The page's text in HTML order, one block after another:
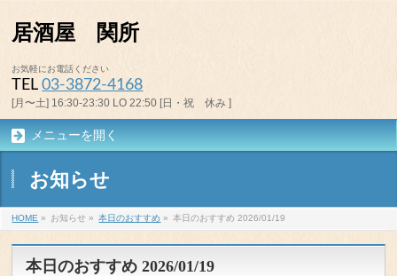
居酒屋 関所
お気軽にお電話ください
TEL03-3872-4168
[月〜土] 16:30-23:30 LO 22:50 [日・祝 休み ]
メニューを開く
お知らせ
HOME » お知らせ » 本日のおすすめ » 本日のおすすめ 2026/01/19
本日のおすすめ 2026/01/19